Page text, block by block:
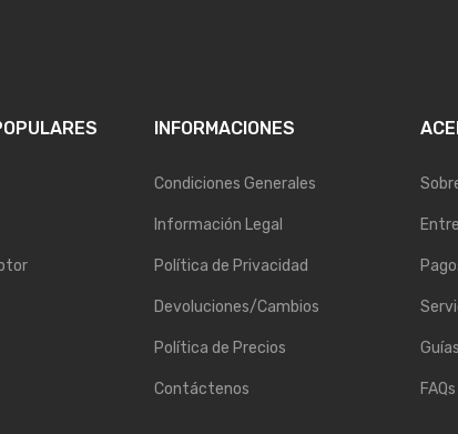
INFORMACIONES
Condiciones Generales
Información Legal
Política de Privacidad
Devoluciones/Cambios
Política de Precios
Contáctenos FAQs